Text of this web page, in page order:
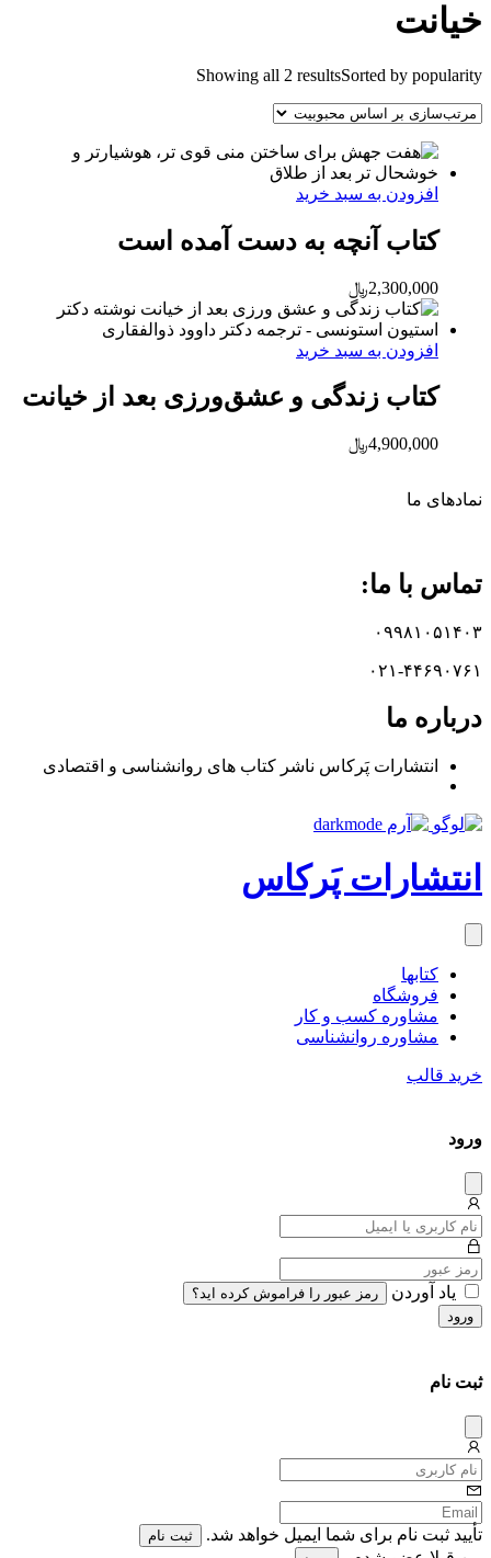
خیانت
Showing all 2 resultsSorted by popularity
افزودن به سبد خرید
کتاب آنچه به دست آمده است
2,300,000﷼
افزودن به سبد خرید
کتاب زندگی و عشق‌ورزی بعد از خیانت
4,900,000﷼
نماد‌های ما
تماس با ما:
۰۹۹۸۱۰۵۱۴۰۳
۰۲۱-۴۴۶۹۰۷۶۱
درباره ما
انتشارات پَرکاس ناشر کتاب های روانشناسی و اقتصادی
انتشارات پَرکاس
کتاب‎ها
فروشگاه
مشاوره کسب و کار
مشاوره روان‎شناسی
خرید قالب
ورود
میس
یاد آوردن
رمز عبور را فراموش کرده اید؟
ورود
ثبت نام
میس
تأیید ثبت نام برای شما ایمیل خواهد شد. ثبت نام